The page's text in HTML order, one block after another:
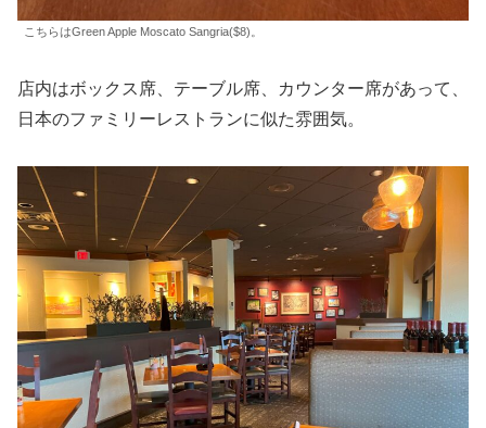
こちらはGreen Apple Moscato Sangria($8)。
店内はボックス席、テーブル席、カウンター席があって、
日本のファミリーレストランに似た雰囲気。